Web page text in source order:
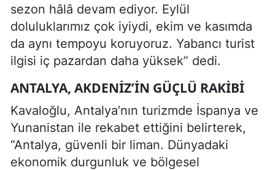
sezon hâlâ devam ediyor. Eylül
doluluklarımız çok iyiydi, ekim ve kasımda
da aynı tempoyu koruyoruz. Yabancı turist
ilgisi iç pazardan daha yüksek” dedi.
ANTALYA, AKDENIZ’IN GÜÇLÜ RAKIBI
Kavaloğlu, Antalya’nın turizmde İspanya ve
Yunanistan ile rekabet ettiğini belirterek,
“Antalya, güvenli bir liman. Dünyadaki
ekonomik durgunluk ve bölgesel